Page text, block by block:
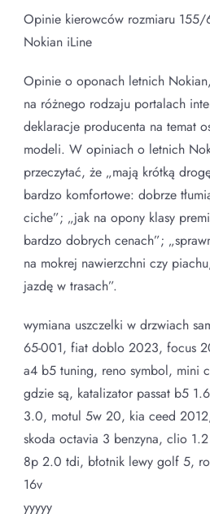
Opinie kierowców rozmiaru
Nokian iLine
Opinie o oponach letnich
na różnego rodzaju portalach
deklaracje producenta na temat
modeli. W opiniach o letnich
przeczytać, że „mają krótką
bardzo komfortowe: dobrze
ciche”; „jak na opony klasy
bardzo dobrych cenach”;
na mokrej nawierzchni czy
jazdę w trasach”.
wymiana uszczelki w drzwiach
65-001, fiat doblo 2023, focus
a4 b5 tuning, reno symbol, mini
gdzie są, katalizator passat b5
3.0, motul 5w 20, kia ceed
skoda octavia 3 benzyna, clio
8p 2.0 tdi, błotnik lewy golf 5,
16v
yyyyy